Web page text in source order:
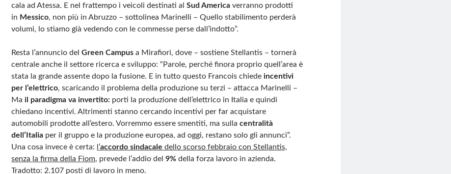
cala ad Atessa. E nel frattempo i veicoli destinati al Sud America verranno prodotti
in Messico, non più in Abruzzo – sottolinea Marinelli – Quello stabilimento perderà
volumi, lo stiamo già vedendo con le commesse perse dall’indotto”.
Resta l’annuncio del Green Campus a Mirafiori, dove – sostiene Stellantis – tornerà
centrale anche il settore ricerca e sviluppo: “Parole, perché finora proprio quell’area è
stata la grande assente dopo la fusione. E in tutto questo Francois chiede incentivi
per l’elettrico, scaricando il problema della produzione su terzi – attacca Marinelli –
Ma il paradigma va invertito: porti la produzione dell’elettrico in Italia e quindi
chiedano incentivi. Altrimenti stanno cercando incentivi per far acquistare
automobili prodotte all’estero. Vorremmo essere smentiti, ma sulla centralità
dell’Italia per il gruppo e la produzione europea, ad oggi, restano solo gli annunci”.
Una cosa invece è certa:
l’accordo sindacale dello scorso febbraio con Stellantis,
senza la firma della Fiom, prevede l’addio del 9% della forza lavoro in azienda.
Tradotto: 2.107 posti di lavoro in meno.